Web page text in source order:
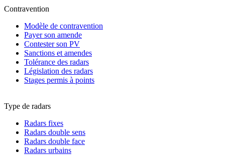
Contravention
Modèle de contravention
Payer son amende
Contester son PV
Sanctions et amendes
Tolérance des radars
Législation des radars
Stages permis à points
Type de radars
Radars fixes
Radars double sens
Radars double face
Radars urbains